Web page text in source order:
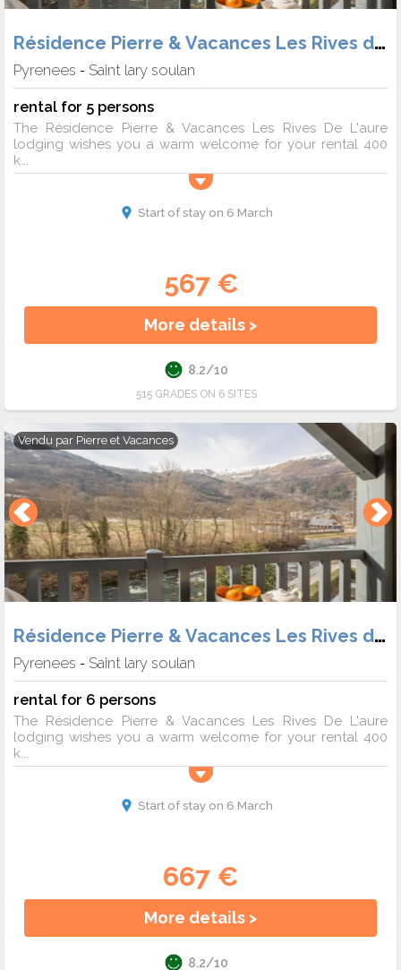
Résidence Pierre & Vacances Les Rives de L'Aure
Pyrenees - Saint lary soulan
rental for 5 persons
The Résidence Pierre & Vacances Les Rives De L'aure
lodging wishes you a warm welcome for your rental 400
k...
Start of stay on 6 March
567 €
More details >
8.2/10
515 GRADES ON 6 SITES
Vendu par Pierre et Vacances
Résidence Pierre & Vacances Les Rives de L'Aure
Pyrenees - Saint lary soulan
rental for 6 persons
The Résidence Pierre & Vacances Les Rives De L'aure
lodging wishes you a warm welcome for your rental 400
k...
Start of stay on 6 March
667 €
More details >
8.2/10